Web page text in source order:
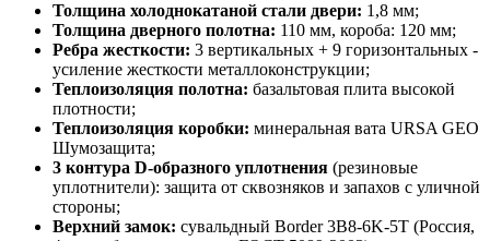
Толщина холоднокатаной стали двери: 1,8 мм;
Толщина дверного полотна: 110 мм, короба: 120 мм;
Ребра жесткости: 3 вертикальных + 9 горизонтальных -
усиление жесткости металлоконструкции;
Теплоизоляция полотна: базальтовая плита высокой
плотности;
Теплоизоляция коробки: минеральная вата URSA GEO
Шумозащита;
3 контура D-образного уплотнения (резиновые
уплотнители): защита от сквозняков и запахов с уличной
стороны;
Верхний замок: сувальдный Border 3B8-6K-5Т (Россия,